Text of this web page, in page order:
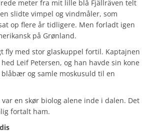
meter fra mit lille blå Fjällräven telt
slidte vimpel og vindmåler, som
op flere år tidligere. Men forladt igen
på Grønland.
fly med stor glaskuppel fortil. Kaptajnen
Leif Petersen, og han havde sin kone
og samle moskusuld til en
en skør biolog alene inde i dalen. Det
fortalt ham.